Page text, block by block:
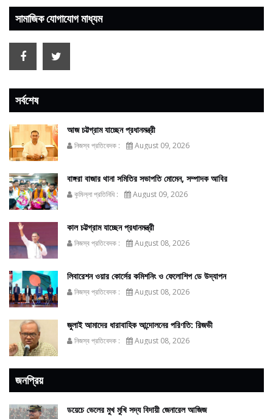
সামাজিক যোগাযোগ মাধ্যম
সর্বশেষ
আজ চট্টগ্রাম যাচ্ছেন প্রধানমন্ত্রী
নিজস্ব প্রতিবেদক : August 09, 2026
বাঙ্গরা বাজার থানা সমিতির সভাপতি মোমেন, সম্পাদক আবির
কুমিল্লা প্রতিনিধি : August 09, 2026
কাল চট্টগ্রাম যাচ্ছেন প্রধানমন্ত্রী
নিজস্ব প্রতিবেদক : August 08, 2026
লিবারেশন ওয়ার কোর্সের কমিশনিং ও ফেলোশিপ ডে উদ্‌যাপন
নিজস্ব প্রতিবেদক : August 08, 2026
জুলাই আমাদের ধারাবাহিক আন্দোলনের পরিণতি: রিজভী
নিজস্ব প্রতিবেদক : August 08, 2026
জনপ্রিয়
ডয়েচে ভেলের মুখ মুখি সদ্য বিদায়ী জেনারেল আজিজ